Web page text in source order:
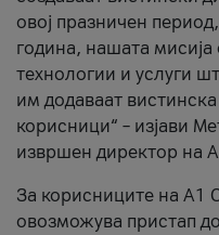
овој празничен
година, нашата мисија
технологии и услуги
им додаваат
корисници“ – изјави
извршен директор на
За корисниците на A1
овозможува пристап